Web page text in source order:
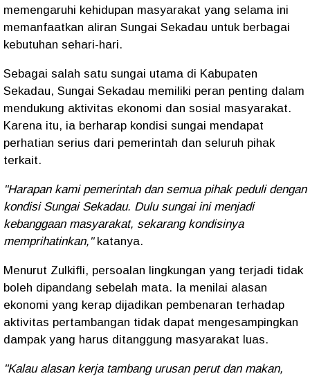
memengaruhi kehidupan masyarakat yang selama ini
memanfaatkan aliran Sungai Sekadau untuk berbagai
kebutuhan sehari-hari.
Sebagai salah satu sungai utama di Kabupaten
Sekadau, Sungai Sekadau memiliki peran penting dalam
mendukung aktivitas ekonomi dan sosial masyarakat.
Karena itu, ia berharap kondisi sungai mendapat
perhatian serius dari pemerintah dan seluruh pihak
terkait.
"Harapan kami pemerintah dan semua pihak peduli dengan
kondisi Sungai Sekadau. Dulu sungai ini menjadi
kebanggaan masyarakat, sekarang kondisinya
memprihatinkan,"katanya.
Menurut Zulkifli, persoalan lingkungan yang terjadi tidak
boleh dipandang sebelah mata. Ia menilai alasan
ekonomi yang kerap dijadikan pembenaran terhadap
aktivitas pertambangan tidak dapat mengesampingkan
dampak yang harus ditanggung masyarakat luas.
"Kalau alasan kerja tambang urusan perut dan makan,